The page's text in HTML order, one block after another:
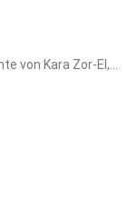
von Kara Zor-El,...